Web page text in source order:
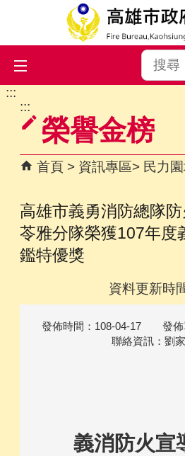
跳到主要內容區塊
:::
:::
榮譽金榜
首頁 資訊專區 民力
高雄市義勇消防總隊
苓雅分隊榮獲107年度
鑑特優獎
資料更新時
發佈時間：108-04-17 發
聯絡資訊：劉
義消防火宣